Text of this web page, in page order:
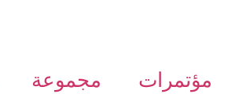
مؤتمرات مجموعة